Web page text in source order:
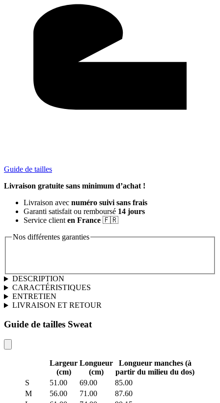
Guide de tailles
Livraison gratuite sans minimum d’achat !
Livraison avec numéro suivi sans frais
Garanti satisfait ou remboursé 14 jours
Service client en France 🇫🇷
Nos différentes garanties
DESCRIPTION
CARACTÉRISTIQUES
ENTRETIEN
LIVRAISON ET RETOUR
Guide de tailles Sweat
Largeur
(cm)
Longueur
(cm)
Longueur manches (à
partir du milieu du dos)
S
51.00 69.00
85.00
M
56.00 71.00
87.60